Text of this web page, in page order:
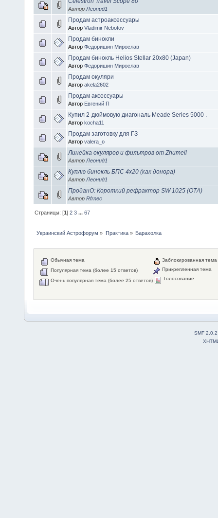
Автор Леонид1
Продам астроаксессуары
Автор Vladimir Nebotov
Продам бинокли
Автор Федоришин Мирослав
Продам бинокль Helios Stellar 20x80 (Japan)
Автор Федоришин Мирослав
Продам окуляри
Автор akela2602
Продам аксессуары
Автор Евгений П
Купил 2-дюймовую диагональ Meade Series 5000 .
Автор kocha11
Продам заготовку для ГЗ
Автор valera_o
Линейка окуляров и фильтров от Zhumell
Автор Леонид1
Куплю бинокль БПС 4х20 (как донора)
Автор Леонид1
ПроданО: Короткий рефрактор SW 1025 (ОТА)
Автор Rfrnec
Страницы: [1]2 3 ...67
Украинский Астрофорум » Практика» Барахолка
Обычная тема
Популярная тема (более 15 ответов)
Очень популярная тема (более 25 ответов)
Заблокированная тема
Прикрепленная тема
Голосование
SMF 2.0.2